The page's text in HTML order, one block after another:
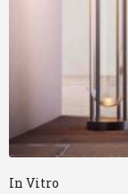
In Vitro